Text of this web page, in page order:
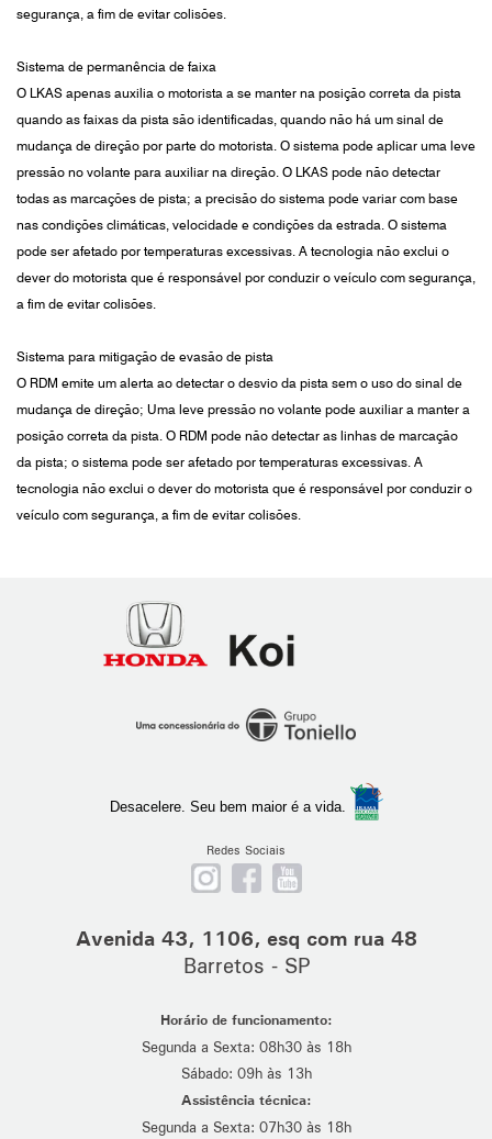
segurança, a fim de evitar colisões.
Sistema de permanência de faixa
O LKAS apenas auxilia o motorista a se manter na posição correta da pista
quando as faixas da pista são identificadas, quando não há um sinal de
mudança de direção por parte do motorista. O sistema pode aplicar uma leve
pressão no volante para auxiliar na direção. O LKAS pode não detectar
todas as marcações de pista; a precisão do sistema pode variar com base
nas condições climáticas, velocidade e condições da estrada. O sistema
pode ser afetado por temperaturas excessivas. A tecnologia não exclui o
dever do motorista que é responsável por conduzir o veículo com segurança,
a fim de evitar colisões.
Sistema para mitigação de evasão de pista
O RDM emite um alerta ao detectar o desvio da pista sem o uso do sinal de
mudança de direção; Uma leve pressão no volante pode auxiliar a manter a
posição correta da pista. O RDM pode não detectar as linhas de marcação
da pista; o sistema pode ser afetado por temperaturas excessivas. A
tecnologia não exclui o dever do motorista que é responsável por conduzir o
veículo com segurança, a fim de evitar colisões.
Honda
Ribeirão
Desacelere. Seu bem maior é a vida.
Redes Sociais
Nos
siga
no
Instagram
Curta
nossa
página
no
Facebook
Se
escreva
nosso
canal
Youtube
Avenida 43, 1106, esq com rua 48
Barretos - SP
Horário de funcionamento:
Segunda a Sexta: 08h30 às 18h
Sábado: 09h às 13h
Assistência técnica:
Segunda a Sexta: 07h30 às 18h